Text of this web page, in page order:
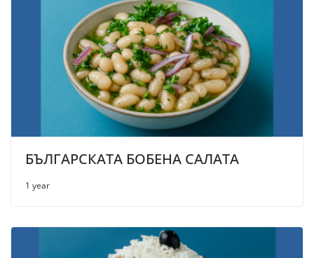
БЪЛГАРСКАТА БОБЕНА САЛАТА
1 year